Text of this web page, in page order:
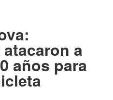
a
años para